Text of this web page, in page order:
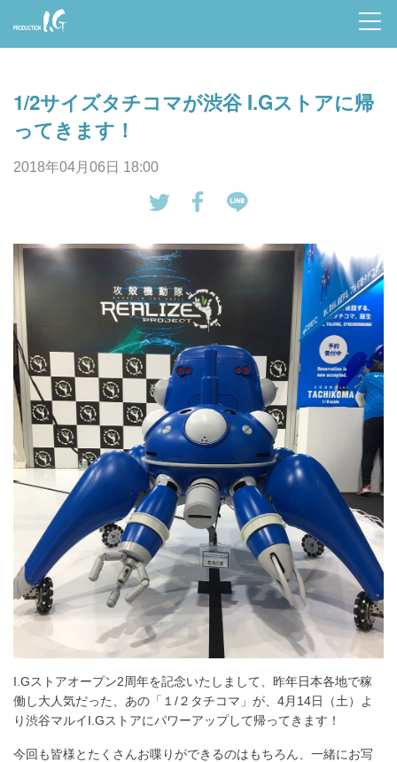
Prod
n I.G
1/2サイズタチコマが渋谷 I.Gストアに帰
ってきます！
2018年04月06日 18:00
eet
す
る
ce
ok
で
シ
ェ
ア
す
る
NE
I.Gストアオープン2周年を記念いたしまして、昨年日本各地で稼
働し大人気だった、あの「１/２タチコマ」が、4月14日（土）よ
り渋谷マルイI.Gストアにパワーアップして帰ってきます！
今回も皆様とたくさんお喋りができるのはもちろん、一緒にお写